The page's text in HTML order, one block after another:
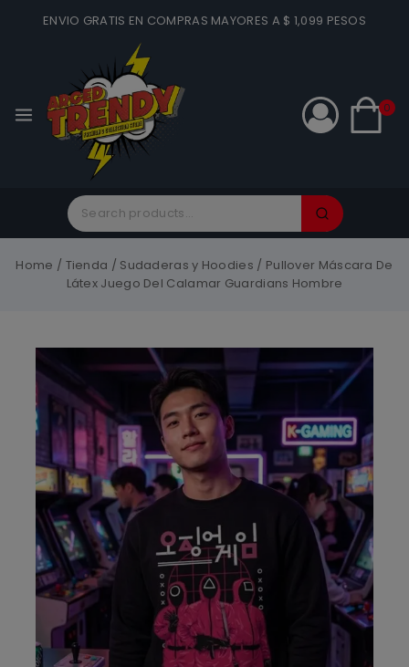
ENVIO GRATIS EN COMPRAS MAYORES A $ 1,099 PESOS
0
Home / Tienda / Sudaderas y Hoodies / Pullover Máscara De
Látex Juego Del Calamar Guardians Hombre